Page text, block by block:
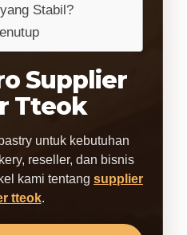
Stabil?
Supplier
Tteok
untuk kebutuhan
reseller, dan bisnis
kami tentang supplier
tteok.